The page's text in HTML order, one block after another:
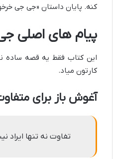
کنه. پایان داستان «جی جی
پیام های اصلی
این کتاب فقط یه قصه ساده
کارتون میاد.
آغوش باز برای
تفاوت نه تنها ایراد